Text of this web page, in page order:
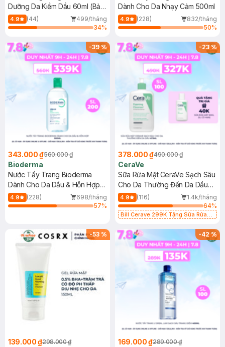
Dưỡng Da Kiềm Dầu 60ml (Bản
Mới)
4.9 (44)
499/tháng
34%
Dành Cho Da Nhạy Cảm 500ml
4.9 (228)
832/tháng
50%
-39%
343.000 ₫560.000 ₫
Bioderma
Nước Tẩy Trang Bioderma
Dành Cho Da Dầu & Hỗn Hợp
500ml
4.9 (228)
698/tháng
57%
-23%
378.000 ₫490.000 ₫
CeraVe
Sữa Rửa Mặt CeraVe Sạch Sâu
Cho Da Thường Đến Da Dầu
473ml
4.9 (116)
1.4k/tháng
64%
Bill Cerave 299K Tặng Sữa Rửa
-53 %
139.000 ₫298.000 ₫
-42%
169.000 ₫289.000 ₫